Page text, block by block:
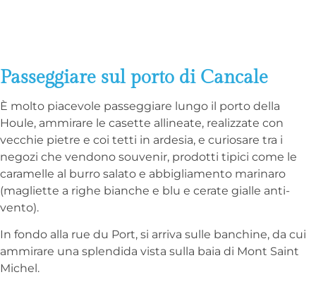
Passeggiare sul porto di Cancale
È molto piacevole passeggiare lungo il porto della
Houle, ammirare le casette allineate, realizzate con
vecchie pietre e coi tetti in ardesia, e curiosare tra i
negozi che vendono souvenir, prodotti tipici come le
caramelle al burro salato e abbigliamento marinaro
(magliette a righe bianche e blu e cerate gialle anti-
vento).
In fondo alla rue du Port, si arriva sulle banchine, da cui
ammirare una splendida vista sulla baia di Mont Saint
Michel.